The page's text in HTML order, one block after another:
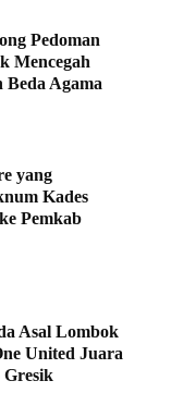
Pedoman
Mencegah
Agama
yang
Kades
Pemkab
Asal Lombok
United Juara
Gresik